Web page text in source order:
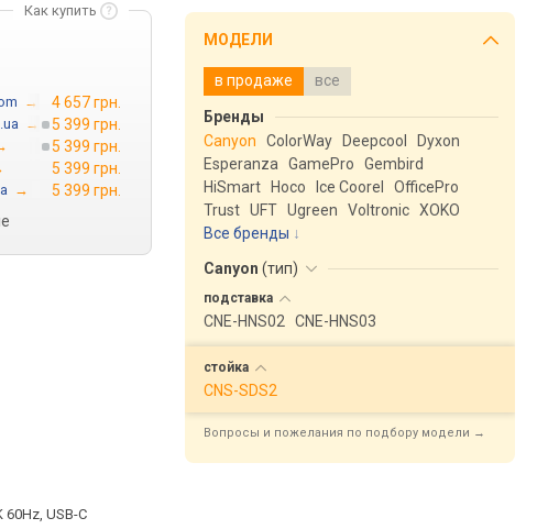
Как купить
→ 4 657 грн.
→ 5 399 грн.
5 399 грн.
5 399 грн.
→
5 399 грн.
60Hz, USB-C
МОДЕЛИ
в продаже все
Бренды
Canyon
ColorWay Deepcool
Dyxon
Esperanza
GamePro
Gembird
HiSmart
Hoco Ice Coorel
OfficePro
Trust UFT Ugreen Voltronic XOKO
Все бренды
Canyon (тип)
подставка
CNE-HNS02 CNE-HNS03
стойка
CNS-SDS2
Вопросы и пожелания по подбору модели →